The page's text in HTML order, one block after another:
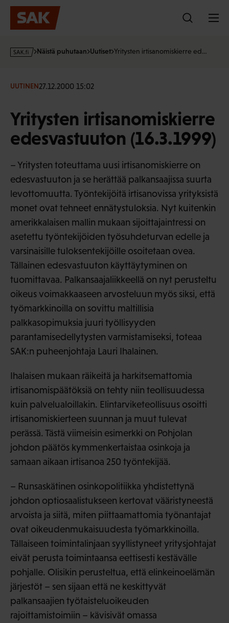
Hyppää
sisältöön
s
·
Näistä puhutaan Uutiset Yritysten irtisanomiskierre ed…
UUTINEN27.12.2000 15:02
Yritysten irtisanomiskierre
edesvastuuton (16.3.1999)
– Yritysten toteuttama uusi irtisanomiskierre on
edesvastuuton ja se herättää palkansaajissa suurta
levottomuutta. Työntekijöitä irtisanovissa yrityksistä
monet ovat tehneet ennätystuloksia. Nyt kuitenkin
amerikkalaisen mallin mukaan sijoittajaintressi on
asetettu työntekijöiden työsuhdeturvan edelle ja
varsinaisille tuloksentekijöille osoitetaan ovea.
Tällainen edesvastuuton käyttäytyminen on
tuomittavaa. Palkansaajaliikkeellä on nyt perusteltu
oikeus voimakkaaseen arvosteluun myös siksi, että
työmarkkinoilla on sovittu maltillisia
palkkasopimuksia juuri työllisyyden
parantamisedellytysten varmistamiseksi, toteaa
SAK:n puheenjohtaja Lauri Ihalainen.
Ihalaisen mukaan räikeitä ja harkitsemattomia
irtisanomispäätöksiä on tehty niin teollisuudessa
kuin palvelualoillakin. Elintarviketeollisuus osoitti
irtisanomiskierteen suunnan ja muut tulevat
perässä. Tästä viimeisin esimerkki on Pohjolan
johdon päätös kymmenkertaistaa osinkoja ja
samaan aikaan irtisanoa 250 työntekijää.
– Runsaskätinen osinkopolitiikka yhdistettynä
johdon optiosaalistukseen kertovat vääristyneestä
arvoista ja siitä, miten piittaamattomia työnantajat
ovat oikeudenmukaisuudesta työmarkkinoilla.
Tällaiseen toimintalinjaan syyllistyneet yritysjohtajat
eivät perusta toimintaansa eettisesti kestävälle
pohjalle. Olisikin perusteltua, että elinkeinoelämän
järjestöt – sen sijaan että ne keskittyvät
palkansaajien työtaisteluoikeuden
rajoittamistoimiin – kävisivät omassa